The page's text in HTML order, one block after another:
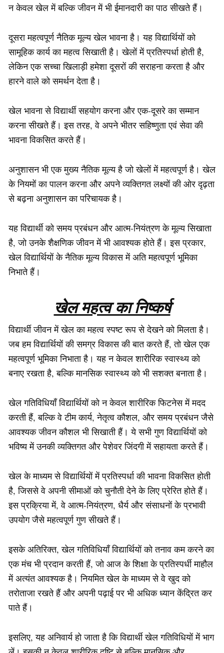
न केवल खेल में बल्कि जीवन में भी ईमानदारी का पाठ सीखते हैं।
दूसरा महत्वपूर्ण नैतिक मूल्य खेल भावना है। यह विद्यार्थियों को
सामूहिक कार्य का महत्व सिखाती है। खेलों में प्रतिस्पर्धा होती है,
लेकिन एक सच्चा खिलाड़ी हमेशा दूसरों की सराहना करता है और
हारने वाले को समर्थन देता है।
खेल भावना से विद्यार्थी सहयोग करना और एक-दूसरे का सम्मान
करना सीखते हैं। इस तरह, वे अपने भीतर सहिष्णुता एवं सेवा की
भावना विकसित करते हैं।
अनुशासन भी एक मुख्य नैतिक मूल्य है जो खेलों में महत्वपूर्ण है। खेल
के नियमों का पालन करना और अपने व्यक्तिगत लक्ष्यों की ओर दृढ़ता
से बढ़ना अनुशासन का परिचायक है।
यह विद्यार्थी को समय प्रबंधन और आत्म-नियंत्रण के मूल्य सिखाता
है, जो उनके शैक्षणिक जीवन में भी आवश्यक होते हैं। इस प्रकार,
खेल विद्यार्थियों के नैतिक मूल्य विकास में अति महत्वपूर्ण भूमिका
निभाते हैं।
खेल महत्व का निष्कर्ष
विद्यार्थी जीवन में खेल का महत्व स्पष्ट रूप से देखने को मिलता है।
जब हम विद्यार्थियों की समग्र विकास की बात करते हैं, तो खेल एक
महत्वपूर्ण भूमिका निभाता है। यह न केवल शारीरिक स्वास्थ्य को
बनाए रखता है, बल्कि मानसिक स्वास्थ्य को भी सशक्त बनाता है।
खेल गतिविधियाँ विद्यार्थियों को न केवल शारीरिक फिटनेस में मदद
करती हैं, बल्कि वे टीम कार्य, नेतृत्व कौशल, और समय प्रबंधन जैसे
आवश्यक जीवन कौशल भी सिखाती हैं। ये सभी गुण विद्यार्थियों को
भविष्य में उनकी व्यक्तिगत और पेशेवर जिंदगी में सहायता करते हैं।
खेल के माध्यम से विद्यार्थियों में प्रतिस्पर्धा की भावना विकसित होती
है, जिससे वे अपनी सीमाओं को चुनौती देने के लिए प्रेरित होते हैं।
इस प्रक्रिया में, वे आत्म-नियंत्रण, धैर्य और संसाधनों के प्रभावी
उपयोग जैसे महत्वपूर्ण गुण सीखते हैं।
इसके अतिरिक्त, खेल गतिविधियाँ विद्यार्थियों को तनाव कम करने का
एक मंच भी प्रदान करती हैं, जो आज के शिक्षा के प्रतिस्पर्धी माहौल
में अत्यंत आवश्यक है। नियमित खेल के माध्यम से वे खुद को
तरोताजा रखते हैं और अपनी पढ़ाई पर भी अधिक ध्यान केंद्रित कर
पाते हैं।
इसलिए, यह अनिवार्य हो जाता है कि विद्यार्थी खेल गतिविधियों में भाग